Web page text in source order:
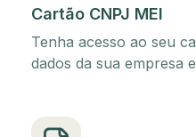
Cartão CNPJ MEI
Tenha acesso ao seu
dados da sua empresa